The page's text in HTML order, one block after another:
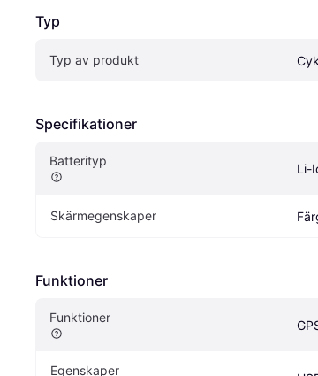
Typ
Typ av produkt
Specifikationer
Batterityp
Li-
Skärmegenskaper
Funktioner
Funktioner
Egenskaper